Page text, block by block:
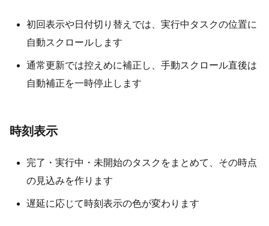
初回表示や日付切り替えでは、実行中タスクの位置に
自動スクロールします
通常更新では控えめに補正し、手動スクロール直後は
自動補正を一時停止します
時刻表示
完了・実行中・未開始のタスクをまとめて、その時点
の見込みを作ります
遅延に応じて時刻表示の色が変わります